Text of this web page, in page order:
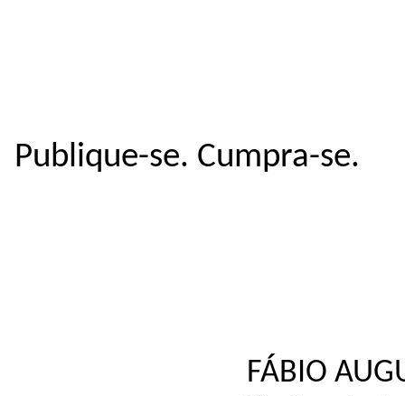
Publique-se. Cumpra-se.
FÁBIO